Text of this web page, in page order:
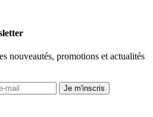
nouveautés, promotions et actualités
Je m'inscris